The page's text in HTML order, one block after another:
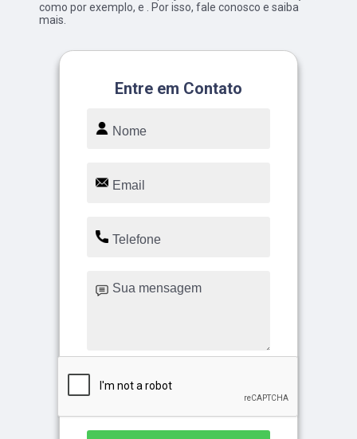
como por exemplo, e . Por isso, fale conosco e saiba
mais.
Entre em Contato